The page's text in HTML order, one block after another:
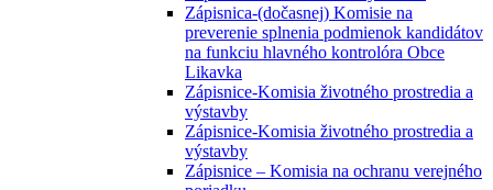
Zápisnica-(dočasnej) Komisie na
preverenie splnenia podmienok kandidátov
na funkciu hlavného kontrolóra Obce
Likavka
Zápisnice-Komisia životného prostredia a
výstavby
Zápisnice-Komisia životného prostredia a
výstavby
Zápisnice – Komisia na ochranu verejného